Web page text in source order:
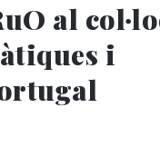
al
i